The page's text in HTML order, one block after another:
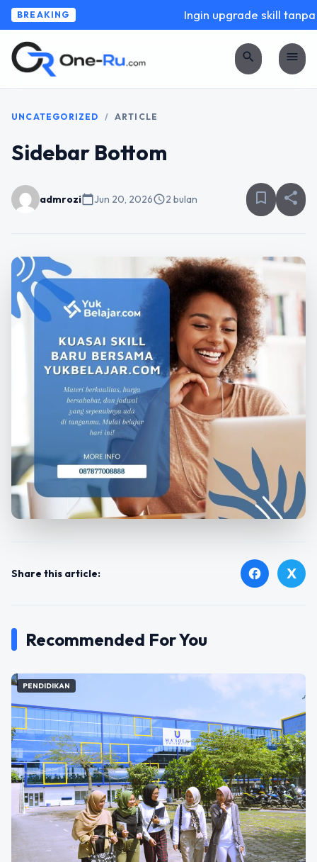
BREAKING Ingin upgrade skill tanpa
search menu
UNCATEGORIZED / ARTICLE
Sidebar Bottom
admrozicalendar_today Jun 20, 2026schedule2 bulan bookmark_border share
Share this article: facebook X
Recommended For You
PENDIDIKAN